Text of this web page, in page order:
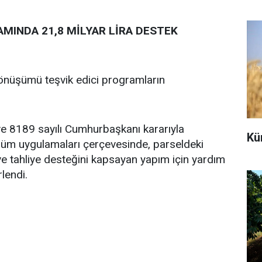
21,8 MİLYAR LİRA DESTEK
teşvik edici programların
sayılı Cumhurbaşkanı kararıyla
uygulamaları çerçevesinde, parseldeki
tahliye desteğini kapsayan yapım için yardım